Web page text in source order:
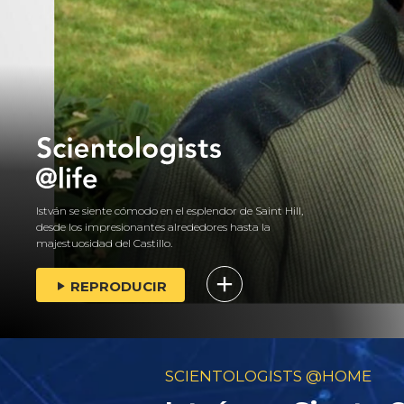
István se siente cómodo en el esplendor de Saint Hill,
desde los impresionantes alrededores hasta la
majestuosidad del Castillo.
REPRODUCIR
SCIENTOLOGISTS @HOME